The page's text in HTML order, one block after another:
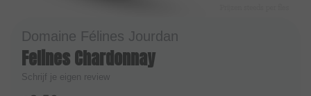
Domaine Félines Jourdan
Felines Chardonnay
Schrijf je eigen review